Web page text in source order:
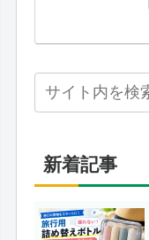
新着記事